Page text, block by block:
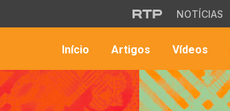
Saltar para o conteúdo principal
NOTÍCIAS
Início Artigos Vídeos